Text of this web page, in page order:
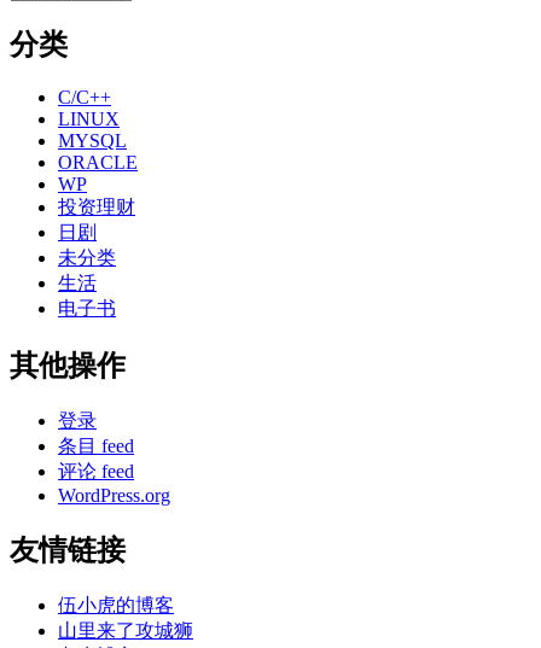
分类
C/C++
LINUX
MYSQL
ORACLE
WP
投资理财
日剧
未分类
生活
电子书
其他操作
登录
条目 feed
评论 feed
WordPress.org
友情链接
伍小虎的博客
山里来了攻城狮